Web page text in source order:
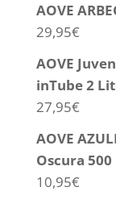
AOVE
29,95€
AOVE
inTube 2
27,95€
AOVE
Oscura
10,95€